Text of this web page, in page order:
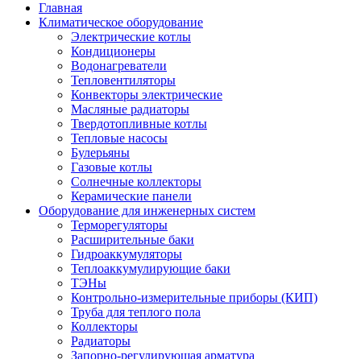
Главная
Климатическое оборудование
Электрические котлы
Кондиционеры
Водонагреватели
Тепловентиляторы
Конвекторы электрические
Масляные радиаторы
Твердотопливные котлы
Тепловые насосы
Булерьяны
Газовые котлы
Солнечные коллекторы
Керамические панели
Оборудование для инженерных систем
Терморегуляторы
Расширительные баки
Гидроаккумуляторы
Теплоаккумулирующие баки
ТЭНы
Контрольно-измерительные приборы (КИП)
Труба для теплого пола
Коллекторы
Радиаторы
Запорно-регулирующая арматура